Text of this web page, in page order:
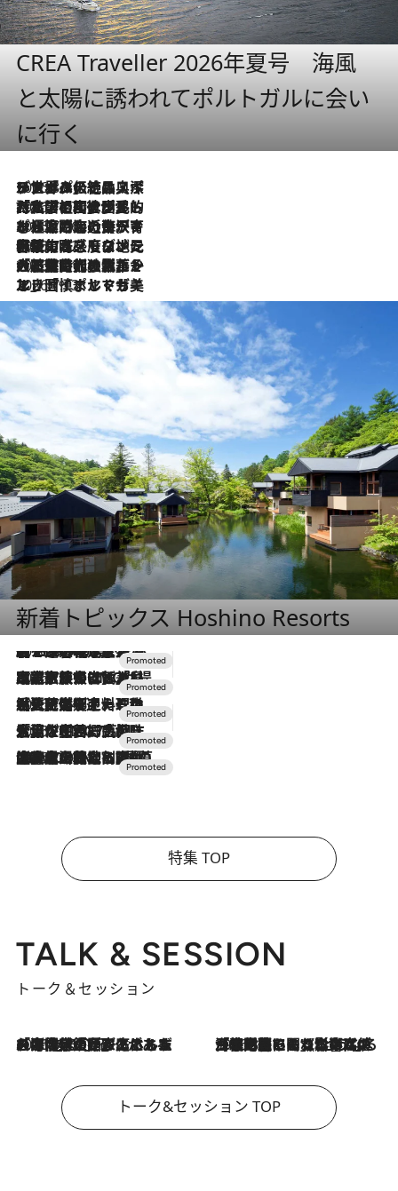
CREA Traveller 2026年夏号 海風
と太陽に誘われてポルトガルに会い
に行く
2026.8.8
リスボンの絶品スイーツ「パステル・デ・ナタ」とは？ポルトガル伝統の奥深い世界へ
2026.7.27
「私の祖国はポルトガル語です」国民的詩人フェルナンド・ペソアと、彼が愛した文学の街を歩く
2026.7.26
ポルトガル近海が育む極上の海の幸。キリリと冷えた白ワインと愉しむ、シーフード専門店の贅沢
2026.7.22
伝統の味をモダンに昇華。高感度な地元客が集う、リスボンの最旬ガストロノミー
2026.7.21
大航海時代の栄華から、震災、独裁、そして革命へ。ポルトガル・首都リスボンの石畳に刻まれた「歴史の光と影」
2026.7.13
エッセイ・ヤマザキマリ「慎ましくも美しき国 ポルトガル」
新着トピックス Hoshino Resorts
2026.8.7
【トンボの足水浴】ヒノキの香りに包まれて涼感マックス！約13℃の湧水かけ流しを避暑地「星野温泉 トンボの湯」で体験
2026.7.31
【ホテル帰省】という選択肢をOMOが提案。家族とほどよい距離を保つには「昼は実家、夜は気兼ねなくホテルで！」
2026.7.24
【夏限定ディナーコース】旬を迎える稚鮎や花ズッキーニなどをイタリア・トスカーナの郷土料理の手法で満喫！
2026.7.17
「土佐和ハーブかき氷」がOMO7高知に登場！生姜、山椒、大葉など目にも舌にも涼を呼ぶ郷土の味
2026.7.10
NEW OPEN！【界 草津】名湯の地に誕生。趣の異なる2種の温泉と上州ならではの会席・蕎麦割烹など美食を味わう究極の癒やし旅
特集 TOP
TALK & SESSION
トーク＆セッション
2026.8.3
「今後値上げがあるとすれば…」「リスクがあるのは今年の冬」エネルギー専門家が語る、ホルムズ海峡封鎖が家庭にもたらす“ある心配” 2026.8.3
「住宅建てられない…」「サーチャージ料の高値が続いている」ホルムズ海峡封鎖による影響はいつまで続く？《エネルギー専門家に聞く“どうなる日本の暮らし”》
トーク&セッション TOP